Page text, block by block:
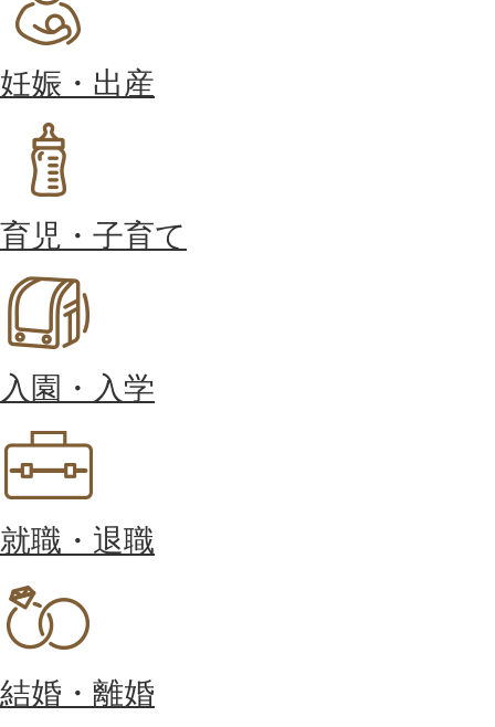
妊娠・出産
育児・子育て
入園・入学
就職・退職
結婚・離婚